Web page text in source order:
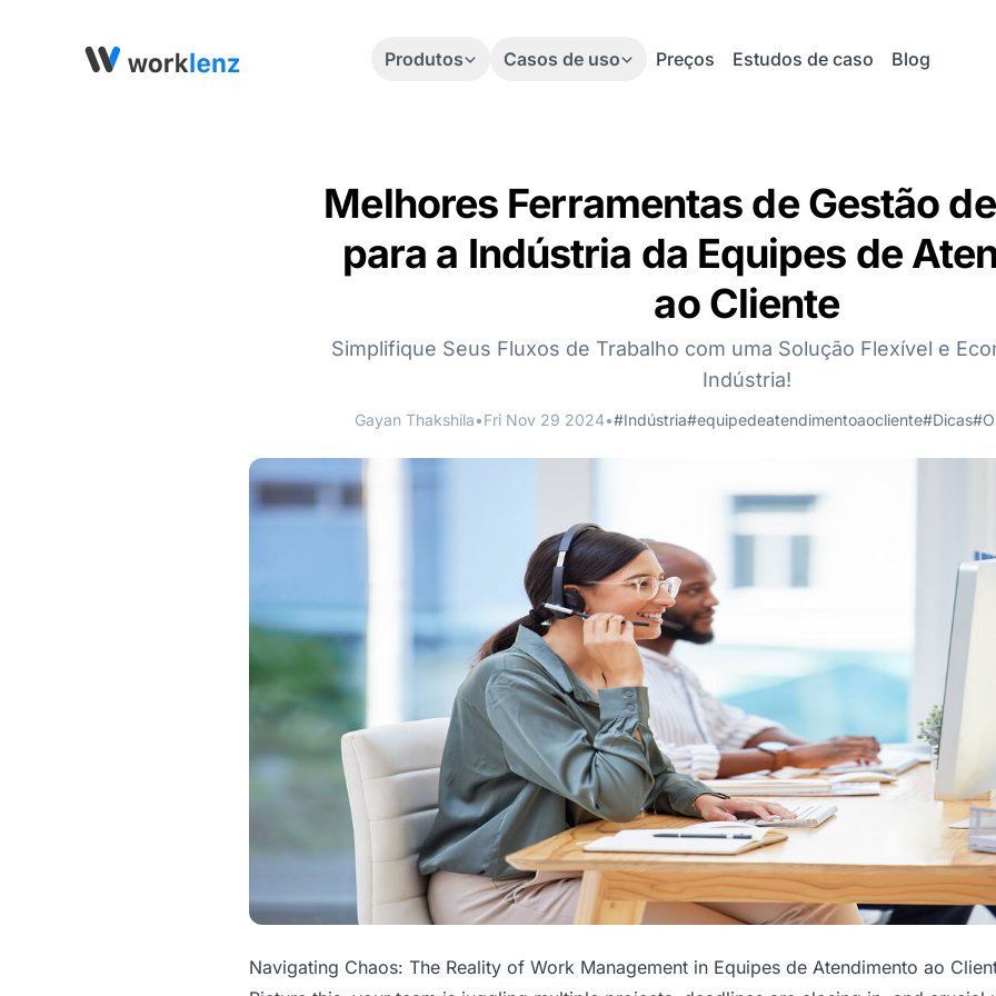
Produtos Casos de uso Preços Estudos de caso Blog
Melhores Ferramentas de Gestão
para a Indústria da Equipes de
ao Cliente
Simplifique Seus Fluxos de Trabalho com uma Solução Flexível e
Indústria!
Gayan Thakshila•Fri Nov 29 2024•#Indústria#equipedeatendimentoaocliente#Dicas
Navigating Chaos: The Reality of Work Management in Equipes de Atendimento ao